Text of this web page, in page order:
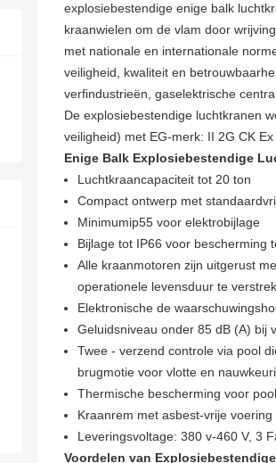
explosiebestendige enige balk
kraanwielen om de vlam door
met nationale en internationale
veiligheid, kwaliteit en
verfindustrieën, gaselektrische
De explosiebestendige luchtkranen
veiligheid) met EG-merk: II 2G CK
Enige Balk Explosiebestendige
Luchtkraancapaciteit tot 20 ton
Compact ontwerp met
Minimumip55 voor elektrobijlage
Bijlage tot IP66 voor bescherming
Alle kraanmotoren zijn uitgerust
operationele levensduur te
Elektronische de
Geluidsniveau onder 85 dB (A) bij
Twee - verzend controle via pool
brugmotie voor vlotte en
Thermische bescherming voor
Kraanrem met asbest-vrije
Leveringsvoltage: 380 v-460 V, 3
Voordelen van